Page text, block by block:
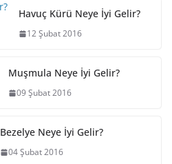
Havuç Kürü Neye İyi Gelir?
12 Şubat 2016
Muşmula Neye İyi Gelir?
09 Şubat 2016
Bezelye Neye İyi Gelir?
04 Şubat 2016